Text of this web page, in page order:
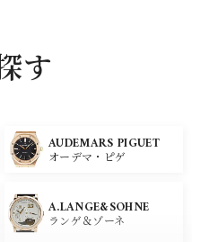
す
AUDEMARS PIGUET
オーデマ・ピゲ
A.LANGE&SOHNE
ランゲ＆ゾーネ